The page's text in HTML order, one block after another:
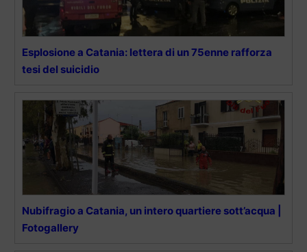
Esplosione a Catania: lettera di un 75enne rafforza
tesi del suicidio
Nubifragio a Catania, un intero quartiere sott’acqua |
Fotogallery